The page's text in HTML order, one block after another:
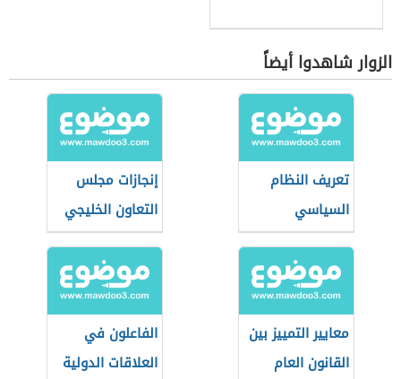
الزوار شاهدوا أيضاً
تعريف النظام
السياسي
إنجازات مجلس
التعاون الخليجي
معايير التمييز بين
القانون العام
الفاعلون في
العلاقات الدولية